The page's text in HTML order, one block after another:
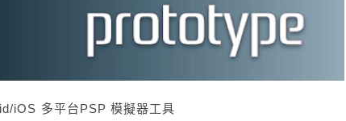
iOS 多平台PSP 模擬器工具